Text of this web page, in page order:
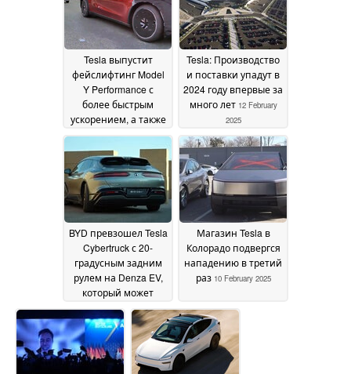
February 2025
2025
Tesla выпустит
фейслифтинг Model
Y Performance с
более быстрым
ускорением, а также
7-местную версию
Juniper12 February 2025
Tesla: Производство
и поставки упадут в
2024 году впервые за
много лет 12 February
2025
BYD превзошел Tesla
Cybertruck с 20-
градусным задним
рулем на Denza EV,
который может
ходить крабом и
самостоятельно
парковаться в
ограниченном
пространстве11
Магазин Tesla в
Колорадо подвергся
нападению в третий
раз 10 February 2025